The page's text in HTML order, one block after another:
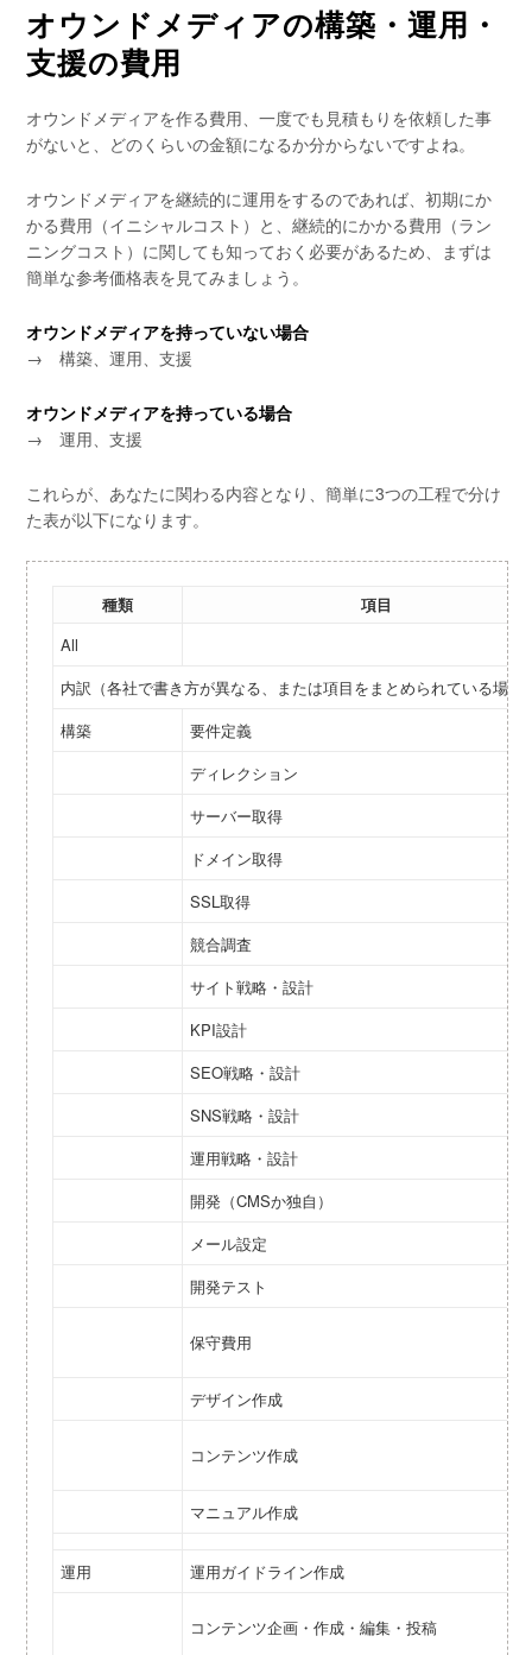
オウンドメディアの構築・運用・
支援の費用
オウンドメディアを作る費用、一度でも見積もりを依頼した事
がないと、どのくらいの金額になるか分からないですよね。
オウンドメディアを継続的に運用をするのであれば、初期にか
かる費用（イニシャルコスト）と、継続的にかかる費用（ラン
ニングコスト）に関しても知っておく必要があるため、まずは
簡単な参考価格表を見てみましょう。
オウンドメディアを持っていない場合
→ 構築、運用、支援
オウンドメディアを持っている場合
→ 運用、支援
これらが、あなたに関わる内容となり、簡単に3つの工程で分け
た表が以下になります。
種類
項目
All
内訳（各社で書き方が異なる、または項目をまとめられている場
構築
要件定義
ディレクション
サーバー取得
ドメイン取得
SSL取得
競合調査
サイト戦略・設計
KPI設計
SEO戦略・設計
SNS戦略・設計
運用戦略・設計
開発（CMSか独自）
メール設定
開発テスト
保守費用
デザイン作成
コンテンツ作成
マニュアル作成
運用 運用ガイドライン作成
コンテンツ企画・作成・編集・投稿